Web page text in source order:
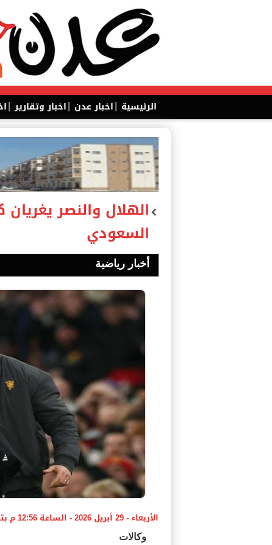
الرئيسية |اخبار عدن |اخبار وتقارير |
الهلال والنصر
السعودي
أخبار رياضية
الأربعاء - 29 أبريل 2026 - الساعة 12:56 م بتوقيت اليمن ،،،
وكالات